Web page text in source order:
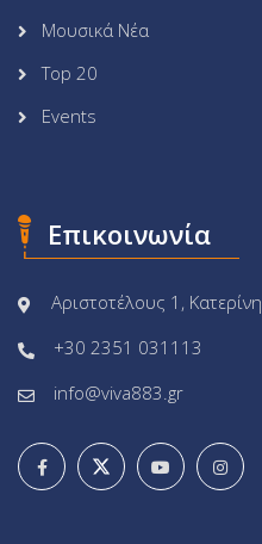
Μουσικά Νέα
Top 20
Events
Επικοινωνία
Αριστοτέλους 1, Κατερίνη
+30 2351 031113
info@viva883.gr